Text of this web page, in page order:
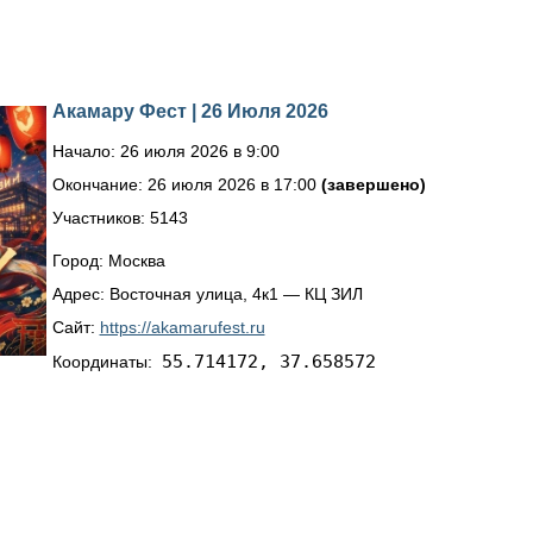
Акамару Фест | 26 Июля 2026
Начало: 26 июля 2026 в 9:00
Окончание: 26 июля 2026 в 17:00 (завершено)
Участников: 5143
Город: Москва
Адрес: Восточная улица, 4к1 — КЦ ЗИЛ
Сайт: https://akamarufest.ru
Координаты: 55.714172, 37.658572